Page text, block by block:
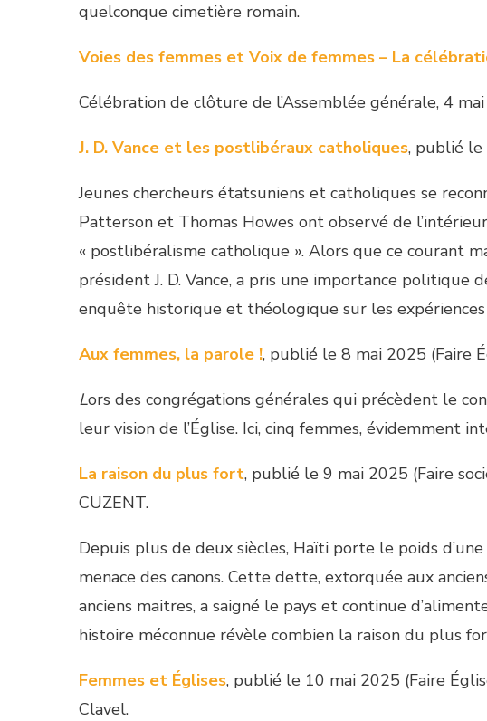
quelconque cimetière romain.
Voies des femmes et Voix de femmes – La
Célébration de clôture de l’Assemblée générale, 4
J. D. Vance et les postlibéraux catholiques, publié le
Jeunes chercheurs étatsuniens et catholiques se
Patterson et Thomas Howes ont observé de
« postlibéralisme catholique ». Alors que ce courant
président J. D. Vance, a pris une importance politique
enquête historique et théologique sur les
Aux femmes, la parole !, publié le 8 mai 2025 (Faire
Lors des congrégations générales qui précèdent le
leur vision de l’Église. Ici, cinq femmes, évidemment
La raison du plus fort, publié le 9 mai 2025 (Faire
CUZENT.
Depuis plus de deux siècles, Haïti porte le poids
menace des canons. Cette dette, extorquée aux
anciens maitres, a saigné le pays et continue
histoire méconnue révèle combien la raison du plus
Femmes et Églises, publié le 10 mai 2025 (Faire
Clavel.